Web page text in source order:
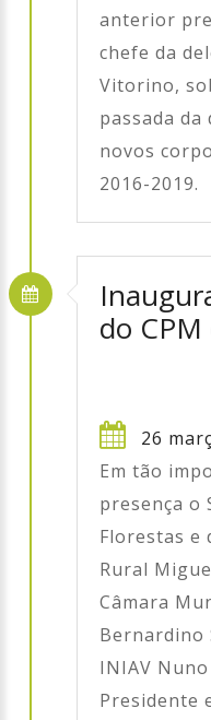
anterior
chefe da
Vitorino,
passada da
novos
2016-2019.
do
26
Em tão
presença o
Florestas e
Rural
Câmara
Bernardino
INIAV
Presidente